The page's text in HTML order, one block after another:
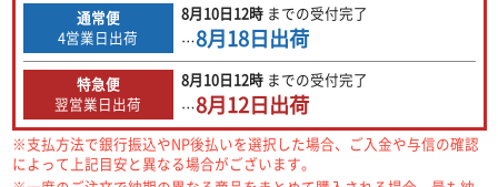
通常便
4営業日出荷
8月10日12時 までの受付完了
…8月18日出荷
特急便
翌営業日出荷
8月10日12時 までの受付完了
…8月12日出荷
※支払方法で銀行振込やNP後払いを選択した場合、ご入金や与信の確認
によって上記目安と異なる場合がございます。